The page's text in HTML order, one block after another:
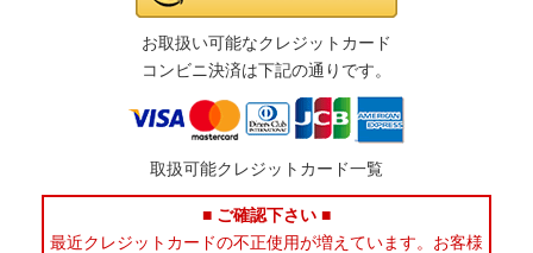
お取扱い可能なクレジットカード
コンビニ決済は下記の通りです。
取扱可能クレジットカード一覧
■ ご確認下さい ■
最近クレジットカードの不正使用が増えています。お客様